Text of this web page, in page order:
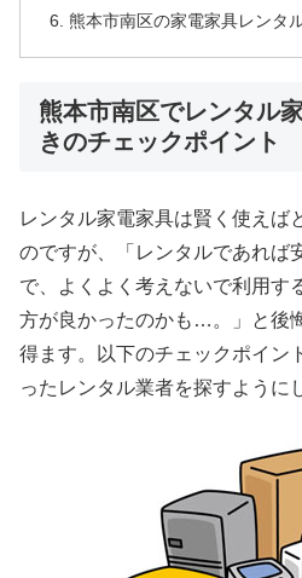
熊本市南区の家電家具レンタ
熊本市南区でレンタル
きのチェックポイント
レンタル家電家具は賢く使えば
のですが、「レンタルであれば
で、よくよく考えないで利用す
方が良かったのかも…。」と後
得ます。以下のチェックポイン
ったレンタル業者を探すように